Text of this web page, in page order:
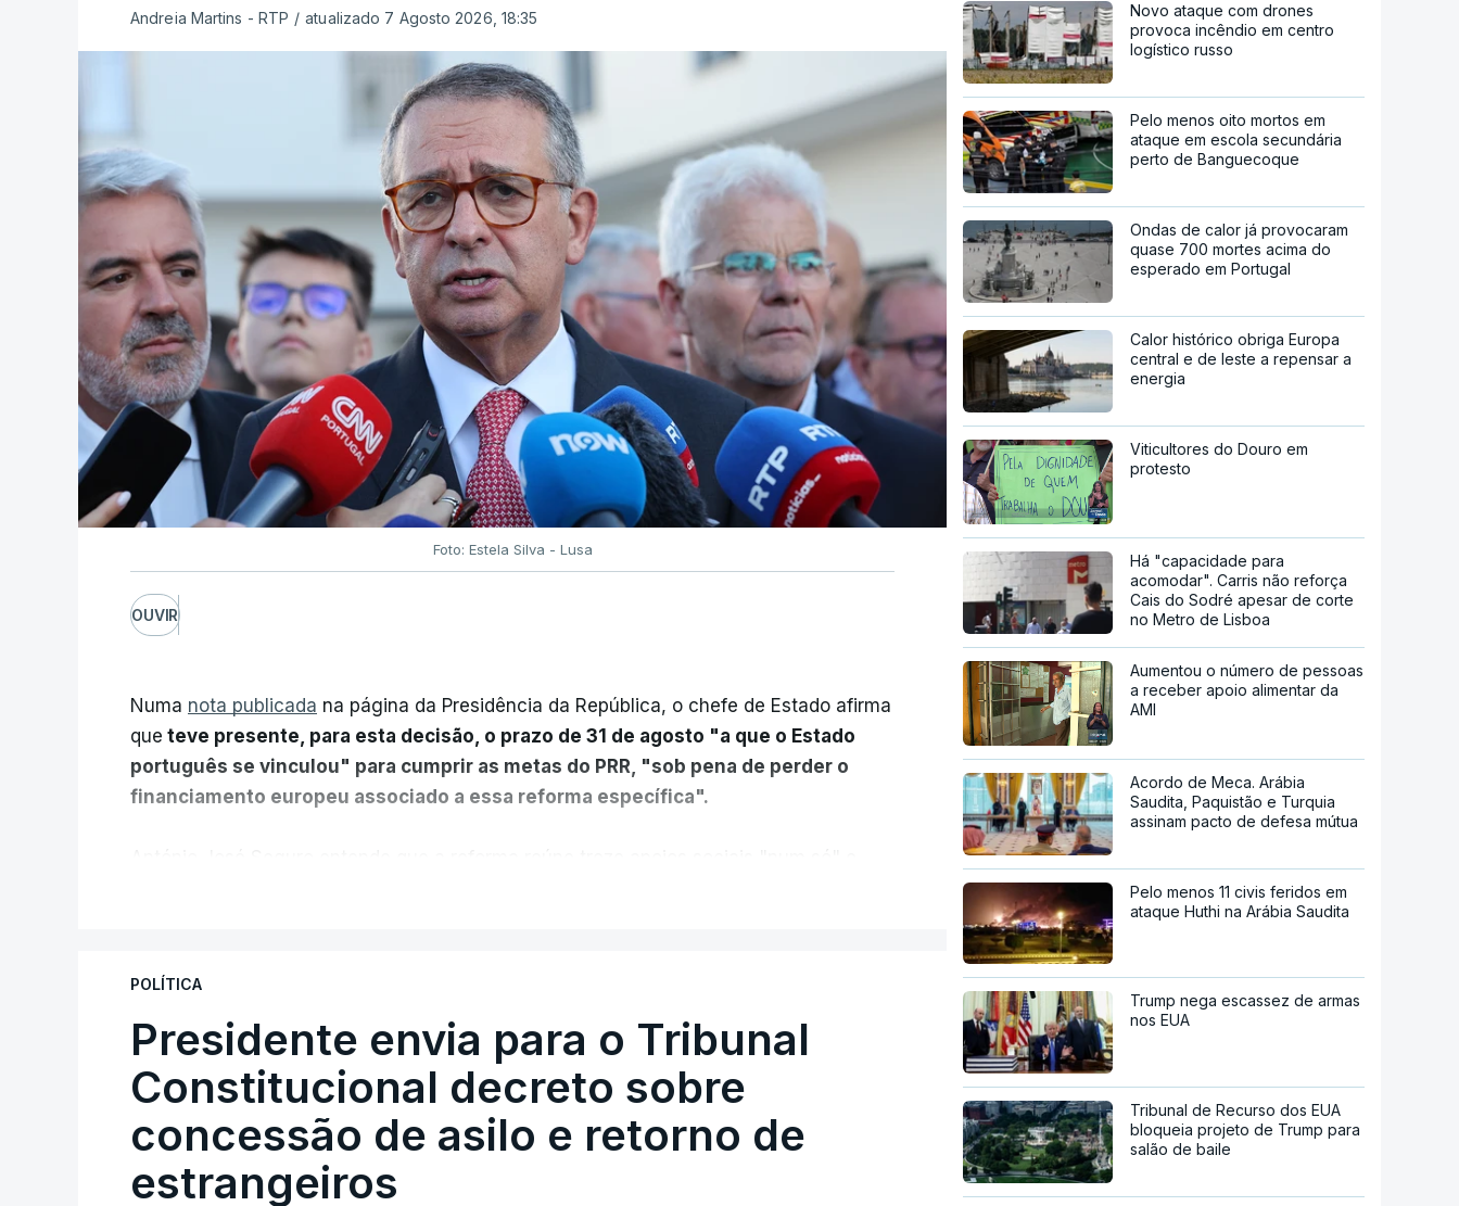
Andreia Martins - RTP / atualizado 7 Agosto 2026, 18:35
Foto: Estela Silva - Lusa
OUVIR
Numa nota publicada na página da Presidência da República, o chefe de Estado afirma
que teve presente, para esta decisão, o prazo de 31 de agosto "a que o Estado
português se vinculou" para cumprir as metas do PRR, "sob pena de perder o
financiamento europeu associado a essa reforma específica".
os apoios chegam a quem mais necessita, estaremos a dar um passo na direção
Assegurar que "ninguém é prejudicado"
O Preisdente deixa, no entanto, deixa alguns avisos:
POLÍTICA
Presidente envia para o Tribunal
Constitucional decreto sobre
concessão de asilo e retorno de
estrangeiros
Novo ataque com drones
provoca incêndio em centro
logístico russo
Pelo menos oito mortos em
ataque em escola secundária
perto de Banguecoque
Ondas de calor já provocaram
quase 700 mortes acima do
esperado em Portugal
Calor histórico obriga Europa
central e de leste a repensar a
energia
Viticultores do Douro em
protesto
Há "capacidade para
acomodar". Carris não reforça
Cais do Sodré apesar de corte
no Metro de Lisboa
Aumentou o número de pessoas
a receber apoio alimentar da
AMI
Acordo de Meca. Arábia
Saudita, Paquistão e Turquia
assinam pacto de defesa mútua
Pelo menos 11 civis feridos em
ataque Huthi na Arábia Saudita
Trump nega escassez de armas
nos EUA
Tribunal de Recurso dos EUA
bloqueia projeto de Trump para
salão de baile